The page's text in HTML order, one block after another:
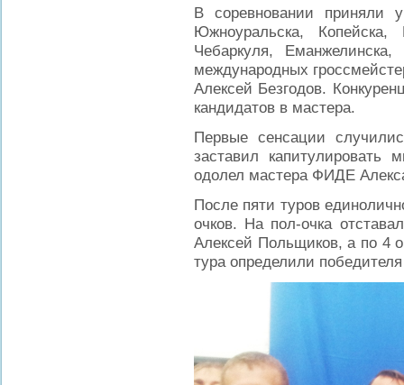
В соревновании приняли
Южноуральска, Копейска,
Чебаркуля,
международных
Алексей Безгодов.
кандидатов в мастера.
Первые сенсации
заставил
одолел мастера ФИДЕ
После пяти туров
очков. На пол-очка
Алексей Польщиков, а по 4
тура определили